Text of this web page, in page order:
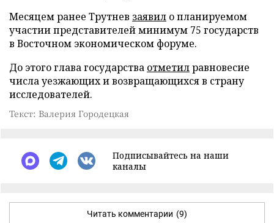
Месяцем ранее Трутнев заявил о планируемом
участии представителей минимум 75 государств
в Восточном экономическом форуме.
До этого глава государства отметилравновесие
числа уезжающих и возвращающихся в страну
исследователей.
Текст: Валерия Городецкая
Подписывайтесь на наши
каналы
Читать комментарии (9)